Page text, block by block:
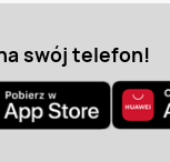
swój telefon!